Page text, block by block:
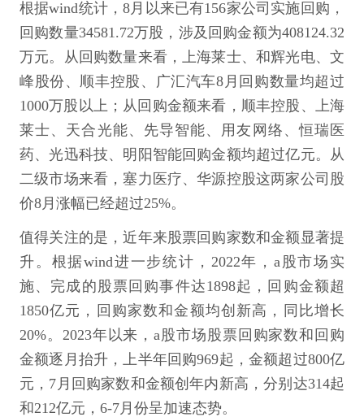
根据wind统计，8月以来已有156家公司实施回购，
回购数量34581.72万股，涉及回购金额为408124.32
万元。从回购数量来看，上海莱士、和辉光电、文
峰股份、顺丰控股、广汇汽车8月回购数量均超过
1000万股以上；从回购金额来看，顺丰控股、上海
莱士、天合光能、先导智能、用友网络、恒瑞医
药、光迅科技、明阳智能回购金额均超过亿元。从
二级市场来看，塞力医疗、华源控股这两家公司股
价8月涨幅已经超过25%。
值得关注的是，近年来股票回购家数和金额显著提
升。根据wind进一步统计，2022年，a股市场实
施、完成的股票回购事件达1898起，回购金额超
1850亿元，回购家数和金额均创新高，同比增长
20%。2023年以来，a股市场股票回购家数和回购
金额逐月抬升，上半年回购969起，金额超过800亿
元，7月回购家数和金额创年内新高，分别达314起
和212亿元，6-7月份呈加速态势。